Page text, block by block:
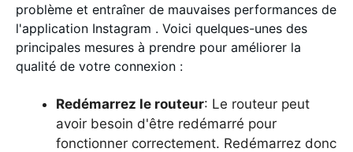
problème et entraîner de mauvaises performances de
l'application Instagram . Voici quelques-unes des
principales mesures à prendre pour améliorer la
qualité de votre connexion :
Redémarrez le routeur: Le routeur peut
avoir besoin d'être redémarré pour
fonctionner correctement. Redémarrez donc